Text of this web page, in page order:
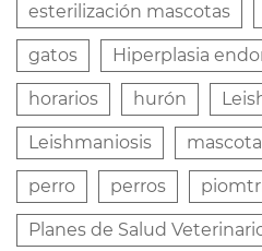
esterilización mascotas
gatos Hiperplasia
horarios hurón
Leishmaniosis
perro perros
Planes de Salud